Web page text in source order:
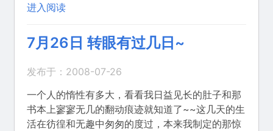
进入阅读
7月26日 转眼有过几日~
发布于：2008-07-26
一个人的惰性有多大，看看我日益见长的肚子和那
书本上寥寥无几的翻动痕迹就知道了~~这几天的生
活在彷徨和无趣中匆匆的度过，本来我制定的那惊